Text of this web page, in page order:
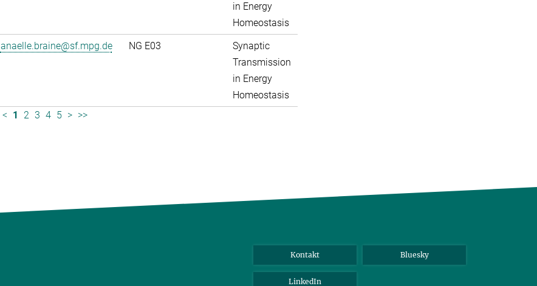
in Energy
Homeostasis
anaelle.braine@sf.mpg.de NG E03
Synaptic
Transmission
in Energy
Homeostasis
< 1 2 3 4 5 > >>
Kontakt Bluesky
LinkedIn